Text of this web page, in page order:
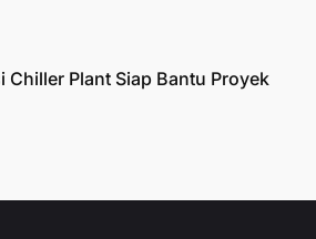
Chiller Plant Siap Bantu Proyek